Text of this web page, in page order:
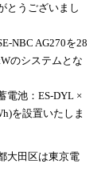
とうございまし
NBC AG270を28
のシステムとな
電池：ES-DYL ×
を設置いたしま
大田区は東京電